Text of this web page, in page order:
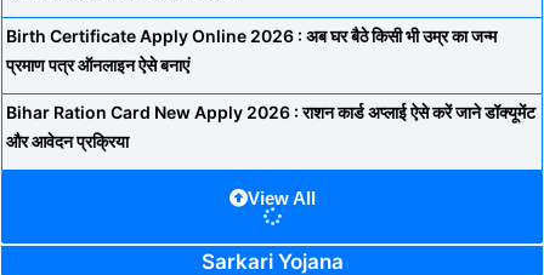
Birth Certificate Apply Online 2026 : अब घर बैठे किसी भी उम्र का जन्म
प्रमाण पत्र ऑनलाइन ऐसे बनाएं
Bihar Ration Card New Apply 2026 : राशन कार्ड अप्लाई ऐसे करें जाने डॉक्यूमेंट
और आवेदन प्रक्रिया
View All
Sarkari Yojana